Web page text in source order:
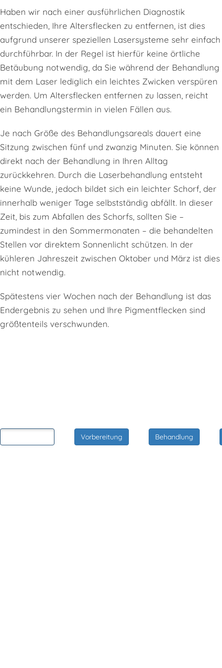
Haben wir nach einer ausführlichen Diagnostik
entschieden, Ihre Altersflecken zu entfernen, ist dies
aufgrund unserer speziellen Lasersysteme sehr einfach
durchführbar. In der Regel ist hierfür keine örtliche
Betäubung notwendig, da Sie während der Behandlung
mit dem Laser lediglich ein leichtes Zwicken verspüren
werden. Um Altersflecken entfernen zu lassen, reicht
ein Behandlungstermin in vielen Fällen aus.
Je nach Größe des Behandlungsareals dauert eine
Sitzung zwischen fünf und zwanzig Minuten. Sie können
direkt nach der Behandlung in Ihren Alltag
zurückkehren. Durch die Laserbehandlung entsteht
keine Wunde, jedoch bildet sich ein leichter Schorf, der
innerhalb weniger Tage selbstständig abfällt. In dieser
Zeit, bis zum Abfallen des Schorfs, sollten Sie –
zumindest in den Sommermonaten – die behandelten
Stellen vor direktem Sonnenlicht schützen. In der
kühleren Jahreszeit zwischen Oktober und März ist dies
nicht notwendig.
Spätestens vier Wochen nach der Behandlung ist das
Endergebnis zu sehen und Ihre Pigmentflecken sind
größtenteils verschwunden.
Vorbereitung Behandlung